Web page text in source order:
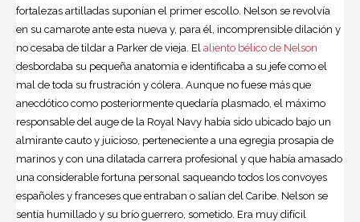
fortalezas artilladas suponían el primer escollo. Nelson se revolvía
en su camarote ante esta nueva y, para él, incomprensible dilación y
no cesaba de tildar a Parker de vieja. El aliento bélico de Nelson
desbordaba su pequeña anatomía e identificaba a su jefe como el
mal de toda su frustración y cólera. Aunque no fuese más que
anecdótico como posteriormente quedaría plasmado, el máximo
responsable del auge de la Royal Navy había sido ubicado bajo un
almirante cauto y juicioso, perteneciente a una egregia prosapia de
marinos y con una dilatada carrera profesional y que había amasado
una considerable fortuna personal saqueando todos los convoyes
españoles y franceses que entraban o salían del Caribe. Nelson se
sentía humillado y su brío guerrero, sometido. Era muy difícil